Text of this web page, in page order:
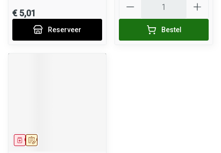
€ 5,01
Reserveer Bestel
Op voorschrift
Geneesmiddel